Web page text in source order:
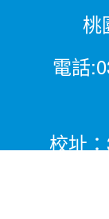
桃
電話
校址